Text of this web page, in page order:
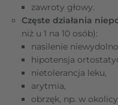
zawroty głowy.
Częste działania
niż u 1 na 10 osób):
nasilenie
hipotensja
nietolerancja leku,
arytmia,
obrzęk, np. w